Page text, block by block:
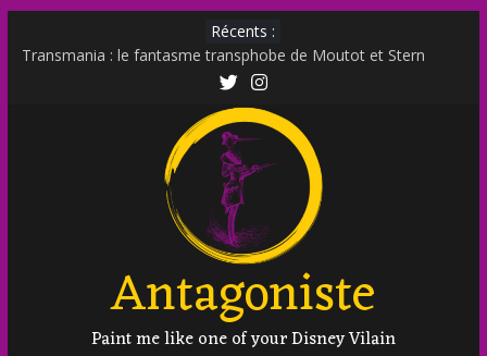
Récents :
Transmania : le fantasme transphobe de Moutot et Stern
Muscle Mommy : analyse d’un phénomène venu des social
Militer sur le net est-il un non sens ?
Outing et photographie : comment faire ?
Transphobie décomplexée : débunkage d’un discours
Antagoniste
Paint me like one of your Disney Vilain